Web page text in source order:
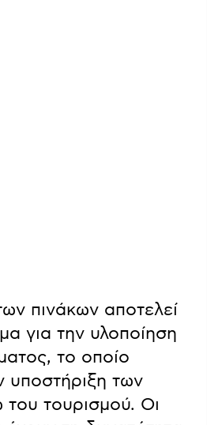
πινάκων αποτελεί
για την υλοποίηση
το οποίο
υποστήριξη των
του τουρισμού. Οι